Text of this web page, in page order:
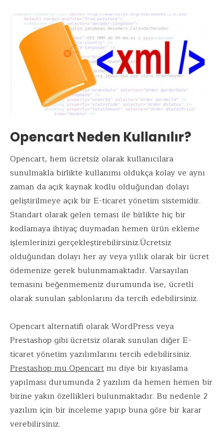
Opencart Neden Kullanılır?
Opencart, hem ücretsiz olarak kullanıcılara
sunulmakla birlikte kullanımı oldukça kolay ve aynı
zaman da açık kaynak kodlu olduğundan dolayı
geliştirilmeye açık bir E-ticaret yönetim sistemidir.
Standart olarak gelen teması ile birlikte hiç bir
kodlamaya ihtiyaç duymadan hemen ürün ekleme
işlemlerinizi gerçekleştirebilirsiniz.Ücretsiz
olduğundan dolayı her ay veya yıllık olarak bir ücret
ödemenize gerek bulunmamaktadır. Varsayılan
temasını beğenmemeniz durumunda ise, ücretli
olarak sunulan şablonlarını da tercih edebilirsiniz.
Opencart alternatifi olarak WordPress veya
Prestashop gibi ücretsiz olarak sunulan diğer E-
ticaret yönetim yazılımlarını tercih edebilirsiniz.
Prestashop mu Opencartmı diye bir kıyaslama
yapılması durumunda 2 yazılım da hemen hemen bir
birine yakın özellikleri bulunmaktadır. Bu nedenle 2
yazılım için bir inceleme yapıp buna göre bir karar
verebilirsiniz.